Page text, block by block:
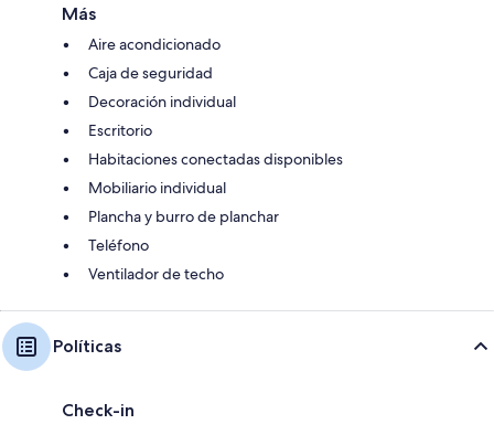
Más
Aire acondicionado
Caja de seguridad
Decoración individual
Escritorio
Habitaciones conectadas disponibles
Mobiliario individual
Plancha y burro de planchar
Teléfono
Ventilador de techo
Políticas
Check-in